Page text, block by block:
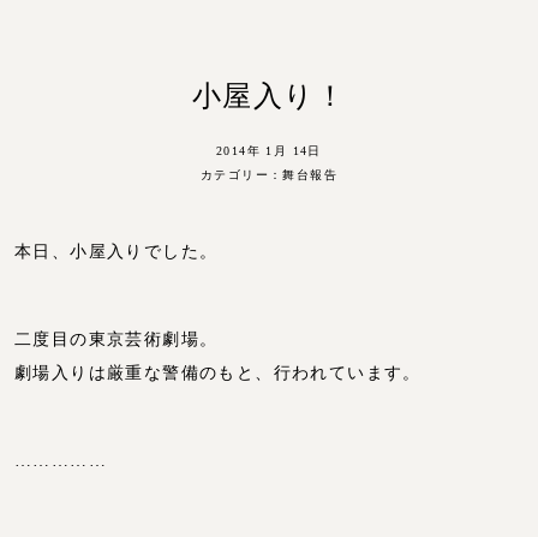
小屋入り！
2014年 1月 14日
カテゴリー：舞台報告
本日、小屋入りでした。
二度目の東京芸術劇場。
劇場入りは厳重な警備のもと、行われています。